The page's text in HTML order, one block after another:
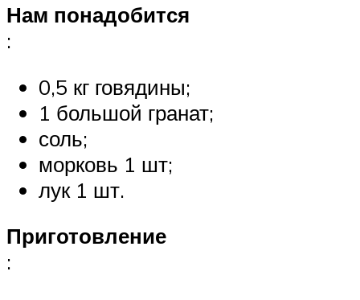
Нам понадобится
:
0,5 кг говядины;
1 большой гранат;
соль;
морковь 1 шт;
лук 1 шт.
Приготовление
: